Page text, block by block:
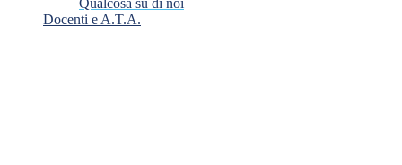
Qualcosa su di noi
Docenti e A.T.A.